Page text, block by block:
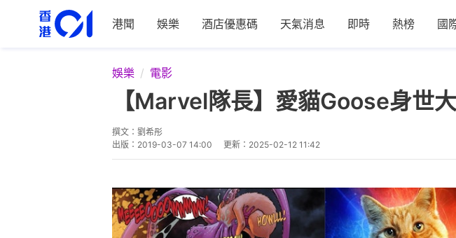
港聞 娛樂 酒店優惠碼 天氣消息 即時 熱榜 國
娛樂 電影
【Marvel隊長】愛貓Goose身世
撰文： 劉希彤
出版： 2019-03-07 14:00 更新： 2025-02-12 11:42